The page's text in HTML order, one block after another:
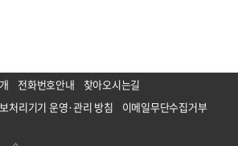
전화번호안내
찾아오시는길
처리기기 운영·관리 방침 이메일무단수집거부